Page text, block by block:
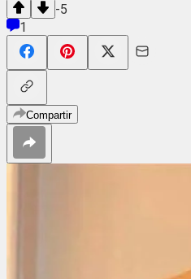
-5
1
Compartir